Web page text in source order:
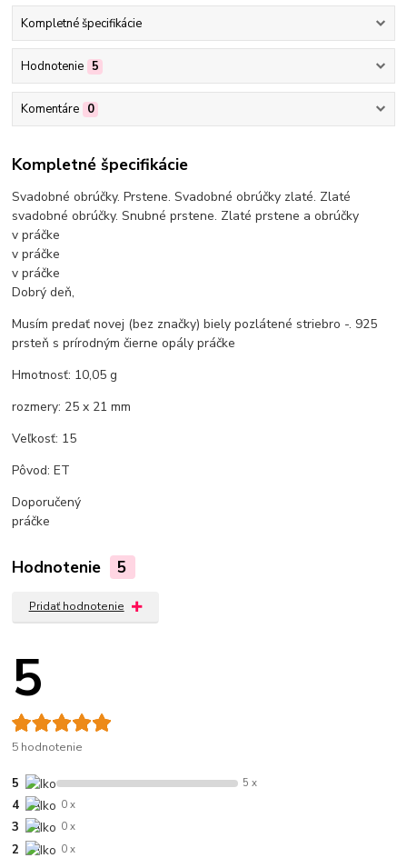
Kompletné špecifikácie
Hodnotenie 5
Komentáre 0
Kompletné špecifikácie
Svadobné obrúčky. Prstene. Svadobné obrúčky zlaté. Zlaté
svadobné obrúčky. Snubné prstene. Zlaté prstene a obrúčky
v práčke
v práčke
v práčke
Dobrý deň,
Musím predať novej (bez značky) biely pozlátené striebro -. 925
prsteň s prírodným čierne opálypráčke
Hmotnosť: 10,05 g
rozmery: 25 x 21 mm
Veľkosť: 15
Pôvod: ET
Doporučený
práčke
Hodnotenie 5
Pridať hodnotenie
5
5 hodnotenie
5 5 x
4 0 x
3 0 x
2 0 x